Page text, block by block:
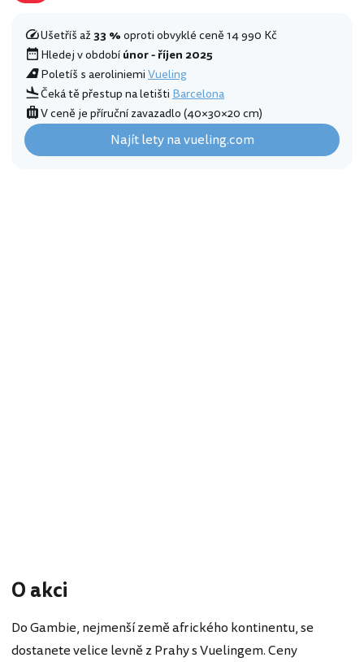
Ušetříš až33 %oproti obvyklé ceně 14 990 Kč
Hledej v obdobíúnor - říjen 2025
Poletíš s aeroliniemiVueling
Čeká tě přestup na letištiBarcelona
V ceně je příruční zavazadlo (40×30×20 cm)
Najít lety na vueling.com
O akci
Do Gambie, nejmenší země afrického kontinentu, se
dostanete velice levně z Prahy s Vuelingem. Ceny